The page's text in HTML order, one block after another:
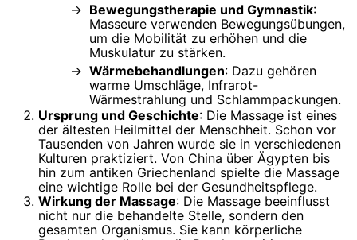
Bewegungstherapie und Gymnastik:
Masseure verwenden Bewegungsübungen,
um die Mobilität zu erhöhen und die
Muskulatur zu stärken.
Wärmebehandlungen: Dazu gehören
warme Umschläge, Infrarot-
Wärmestrahlung und Schlammpackungen.
Ursprung und Geschichte: Die Massage ist eines
der ältesten Heilmittel der Menschheit. Schon vor
Tausenden von Jahren wurde sie in verschiedenen
Kulturen praktiziert. Von China über Ägypten bis
hin zum antiken Griechenland spielte die Massage
eine wichtige Rolle bei der Gesundheitspflege.
Wirkung der Massage: Die Massage beeinflusst
nicht nur die behandelte Stelle, sondern den
gesamten Organismus. Sie kann körperliche